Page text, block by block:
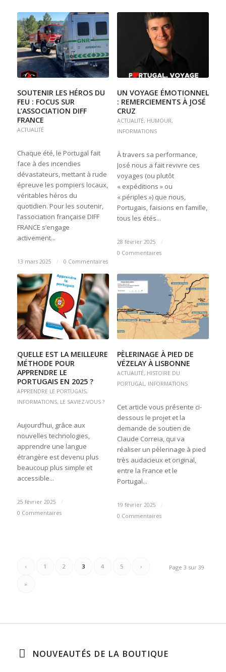
SOUTENIR LES HÉROS DU
FEU : FOCUS SUR
L’ASSOCIATION DIFF
FRANCE
ACTUALITÉ
Chaque été, le Portugal fait
face à des incendies
dévastateurs, mettant à rude
épreuve les pompiers locaux,
véritables héros du
quotidien. Pour les soutenir,
l’association française DIFF
FRANCE s’engage
activement...
13 mars 2025 / 0 Commentaires
UN VOYAGE ÉMOTIONNEL
: REMERCIEMENTS À JOSÉ
CRUZ
ACTUALITÉ, HUMOUR,
INFORMATIONS
À travers sa performance,
José nous a fait revivre ces
voyages (ou plutôt
« expéditions » ou
« périples ») que nous,
Portugais, faisions en famille,
tous les étés...
28 février 2025
/
0 Commentaires
QUELLE EST LA MEILLEURE
MÉTHODE POUR
APPRENDRE LE
PORTUGAIS EN 2025 ?
APPRENDRE LE PORTUGAIS,
INFORMATIONS, LE SAVIEZ-VOUS ?
Aujourd’hui, grâce aux
nouvelles technologies,
apprendre une langue
étrangère est devenu plus
beaucoup plus simple et
accessible...
25 février 2025
/
0 Commentaires
PÈLERINAGE À PIED DE
VÉZELAY À LISBONNE
ACTUALITÉ, HISTOIRE DU
PORTUGAL, INFORMATIONS
Cet article vous présente ci-
dessous le projet et la
demande de soutien de
Claude Correia, qui va
réaliser un pèlerinage à pied
très audacieux et original,
entre la France et le
Portugal...
19 février 2025
/
0 Commentaires
Page 3 sur 39
‹ 1 2 3 4 5 ›
»
NOUVEAUTÉS DE LA BOUTIQUE